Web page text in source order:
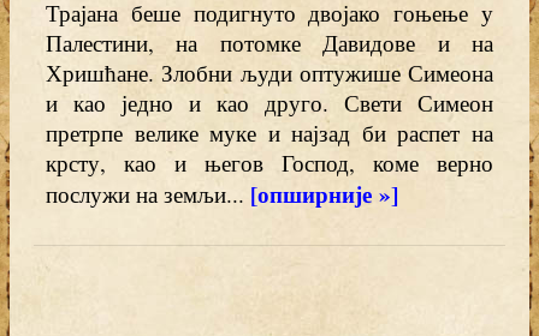
Трајана беше подигнуто двојако гоњење у
Палестини, на потомке Давидове и на
Хришћане. Злобни људи оптужише Симеона
и као једно и као друго. Свети Симеон
претрпе велике муке и најзад би распет на
крсту, као и његов Господ, коме верно
послужи на земљи... [опширније »]